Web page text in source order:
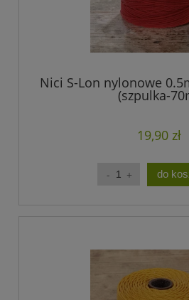
Nici S-Lon nylonowe
(szpulka-
19,90 zł
do